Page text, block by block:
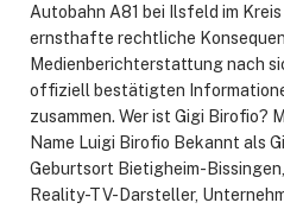
Autobahn A81 bei Ilsfeld im
ernsthafte rechtliche
Medienberichterstattung nach
offiziell bestätigten
zusammen. Wer ist Gigi Birofio?
Name Luigi Birofio Bekannt als
Geburtsort Bietigheim-
Reality-TV-Darsteller,